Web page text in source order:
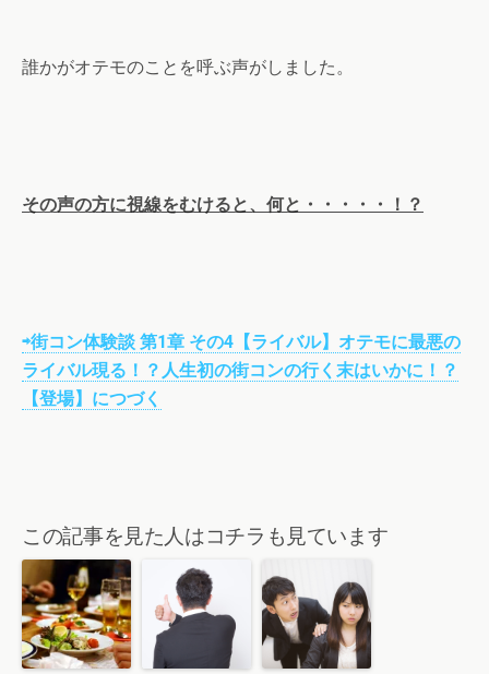
誰かがオテモのことを呼ぶ声がしました。
その声の方に視線をむけると、何と・・・・・！？
⇨街コン体験談 第1章 その4【ライバル】オテモに最悪の
ライバル現る！？人生初の街コンの行く末はいかに！？
【登場】につづく
この記事を見た人はコチラも見ています